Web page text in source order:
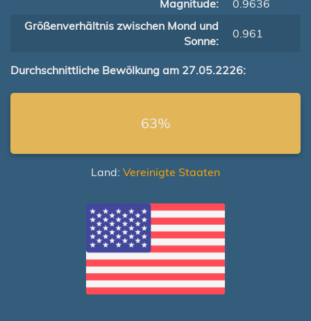
Magnitude:
0.9636
Größenverhältnis zwischen Mond und
Sonne:
0.961
Durchschnittliche Bewölkung am 27.05.2226:
63%
Land: Vereinigte Staaten